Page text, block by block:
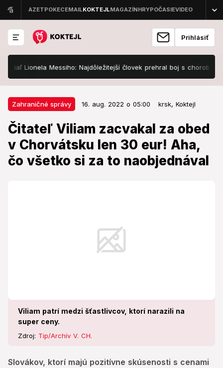
Prihlásiť
Lionela Messiho: Najdôležitejší človek prehral boj s chorobou!
Zahraničné správy 16. aug. 2022 o 05:00 krsk, Koktejl
Čitateľ Viliam zacvakal za obed
v Chorvátsku len 30 eur! Aha,
čo všetko si za to naobjednával
Viliam patrí medzi šťastlivcov, ktorí narazili na
super ceny.
Zdroj: Tip/Archív V. CH.
Slovákov, ktorí majú pozitívne skúsenosti s cenami
Zahraničné správy 16. aug. 2022 o 05:00
Čitateľ Viliam zacvakal za obed v
Chorvátsku len 30 eur! Aha, čo
všetko si za to naobjednával